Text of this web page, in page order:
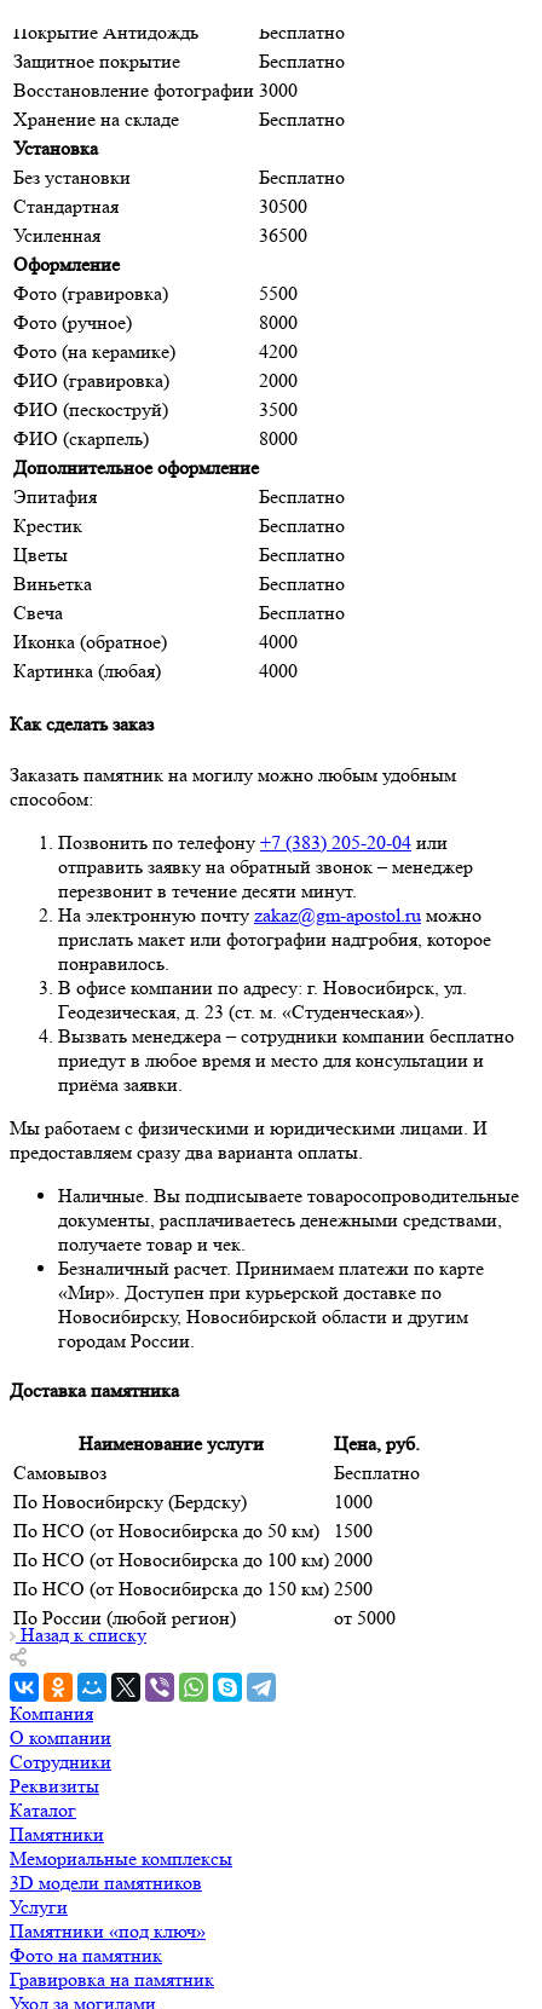
Покрытие Антидождь
Бесплатно
Защитное покрытие
Бесплатно
Восстановление фотографии 3000
Хранение на складе
Бесплатно
Установка
Без установки
Бесплатно
Стандартная
30500
Усиленная
36500
Оформление
Фото (гравировка)
5500
Фото (ручное)
8000
Фото (на керамике)
4200
ФИО (гравировка)
2000
ФИО (пескоструй)
3500
ФИО (скарпель)
8000
Дополнительное оформление
Эпитафия
Бесплатно
Крестик
Бесплатно
Цветы
Бесплатно
Виньетка
Бесплатно
Свеча
Бесплатно
Иконка (обратное)
4000
Картинка (любая)
4000
Как сделать заказ
Заказать памятник на могилу можно любым удобным
способом:
Позвонить по телефону +7 (383) 205-20-04 или
отправить заявку на обратный звонок – менеджер
перезвонит в течение десяти минут.
На электронную почту zakaz@gm-apostol.ru можно
прислать макет или фотографии надгробия, которое
понравилось.
В офисе компании по адресу: г. Новосибирск, ул.
Геодезическая, д. 23 (ст. м. «Студенческая»).
Вызвать менеджера – сотрудники компании бесплатно
приедут в любое время и место для консультации и
приёма заявки.
Мы работаем с физическими и юридическими лицами. И
предоставляем сразу два варианта оплаты.
Наличные. Вы подписываете товаросопроводительные
документы, расплачиваетесь денежными средствами,
получаете товар и чек.
Безналичный расчет. Принимаем платежи по карте
«Мир». Доступен при курьерской доставке по
Новосибирску, Новосибирской области и другим
городам России.
Доставка памятника
Наименование услуги
Цена, руб.
Самовывоз
Бесплатно
По Новосибирску (Бердску)
1000
По НСО (от Новосибирска до 50 км)
1500
По НСО (от Новосибирска до 100 км) 2000
По НСО (от Новосибирска до 150 км) 2500
По России (любой регион)
от 5000
Назад к списку
Компания
О компании
Сотрудники
Реквизиты
Каталог
Памятники
Мемориальные комплексы
3D модели памятников
Услуги
Памятники «под ключ»
Фото на памятник
Гравировка на памятник
Уход за могилами